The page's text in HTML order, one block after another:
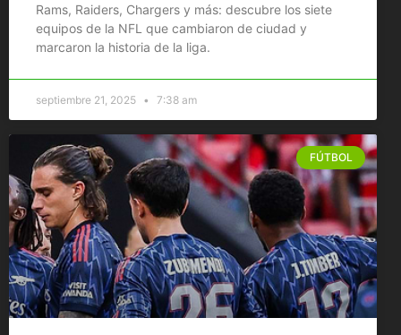
Rams, Raiders, Chargers y más: descubre los siete
equipos de la NFL que cambiaron de ciudad y
marcaron la historia de la liga.
septiembre 21, 2025 7:38 am
FÚTBOL